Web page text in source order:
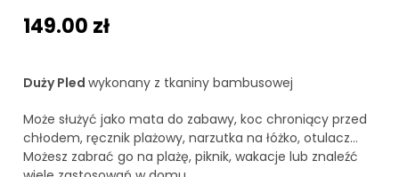
149.00 zł
Duży Pled wykonany z tkaniny bambusowej
Może służyć jako mata do zabawy, koc chroniący przed
chłodem, ręcznik plażowy, narzutka na łóżko, otulacz…
Możesz zabrać go na plażę, piknik, wakacje lub znaleźć